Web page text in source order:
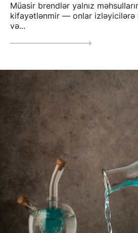
Müasir brendlər yalnız
kifayətlənmir — onlar izləyicilərə
və...